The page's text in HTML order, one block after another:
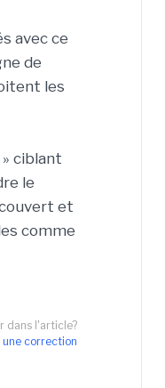
avec ce
de
les
ciblant
le
et
comme
dans l'article?
une correction